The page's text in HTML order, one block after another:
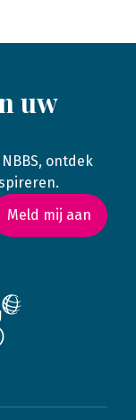
uw
ontdek
Meld mij aan